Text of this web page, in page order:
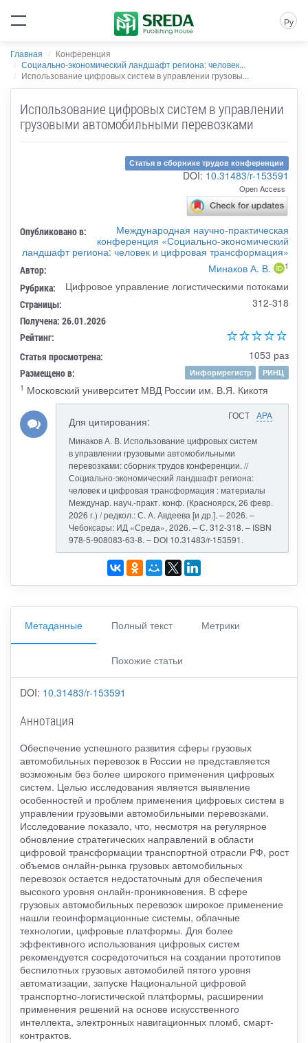
Ру
Главная
Конференция
Социально-экономический ландшафт региона: человек...
Использование цифровых систем в управлении грузовы...
Использование цифровых систем в управлении
грузовыми автомобильными перевозками
Статья в сборнике трудов конференции
DOI:10.31483/r-153591
Open Access
Опубликовано в:
Международная научно-практическая
конференция «Социально-экономический
ландшафт региона: человек и цифровая трансформация»
Автор: Минаков А. В. 1
Рубрика: Цифровое управление логистическими потоками
Страницы: 312-318
Получена: 26.01.2026
Рейтинг:
Статья просмотрена:
1053 раз
Размещено в: Информрегистр
РИНЦ
1 Московский университет МВД России им. В.Я. Кикотя
ГОСТ APA
Для цитирования:
Минаков А. В. Использование цифровых систем
в управлении грузовыми автомобильными
перевозками: сборник трудов конференции. //
Социально-экономический ландшафт региона:
человек и цифровая трансформация : материалы
Междунар. науч.-практ. конф. (Красноярск, 26 февр.
2026 г.) / редкол.: С. А. Авдеева [и др.]. – 2026. –
Чебоксары: ИД «Среда», 2026. – С. 312-318. – ISBN
978-5-908083-63-8. – DOI 10.31483/r-153591.
Метаданные Полный текст Метрики
Похожие статьи
DOI: 10.31483/r-153591
Аннотация
Обеспечение успешного развития сферы грузовых
автомобильных перевозок в России не представляется
возможным без более широкого применения цифровых
систем. Целью исследования является выявление
особенностей и проблем применения цифровых систем в
управлении грузовыми автомобильными перевозками.
Исследование показало, что, несмотря на регулярное
обновление стратегических направлений в области
цифровой трансформации транспортной отрасли РФ, рост
объемов онлайн-рынка грузовых автомобильных
перевозок остается недостаточным для обеспечения
высокого уровня онлайн-проникновения. В сфере
грузовых автомобильных перевозок широкое применение
нашли геоинформационные системы, облачные
технологии, цифровые платформы. Для более
эффективного использования цифровых систем
рекомендуется сосредоточиться на создании прототипов
беспилотных грузовых автомобилей пятого уровня
автоматизации, запуске Национальной цифровой
транспортно-логистической платформы, расширении
применения решений на основе искусственного
интеллекта, электронных навигационных пломб, смарт-
контрактов.